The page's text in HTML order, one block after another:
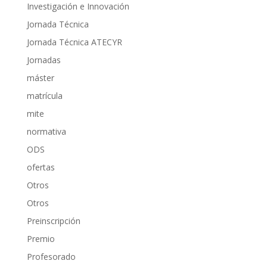
Investigación e Innovación
Jornada Técnica
Jornada Técnica ATECYR
Jornadas
máster
matrícula
mite
normativa
ODS
ofertas
Otros
Otros
Preinscripción
Premio
Profesorado